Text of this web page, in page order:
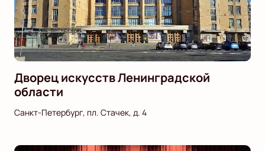
Дворец искусств Ленинградской
области
Санкт-Петербург, пл. Стачек, д. 4